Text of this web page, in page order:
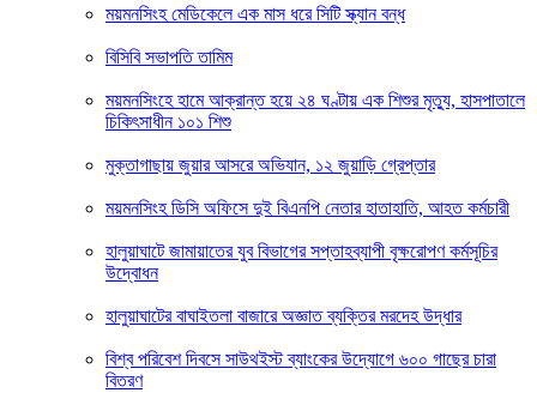
ময়মনসিংহ মেডিকেলে এক মাস ধরে সিটি স্ক্যান বন্ধ
বিসিবি সভাপতি তামিম
ময়মনসিংহে হামে আক্রান্ত হয়ে ২৪ ঘণ্টায় এক শিশুর মৃত্যু, হাসপাতালে
চিকিৎসাধীন ১০১ শিশু
মুক্তাগাছায় জুয়ার আসরে অভিযান, ১২ জুয়াড়ি গ্রেপ্তার
ময়মনসিংহ ডিসি অফিসে দুই বিএনপি নেতার হাতাহাতি, আহত কর্মচারী
হালুয়াঘাটে জামায়াতের যুব বিভাগের সপ্তাহব্যাপী বৃক্ষরোপণ কর্মসূচির
উদ্বোধন
হালুয়াঘাটের বাঘাইতলা বাজারে অজ্ঞাত ব্যক্তির মরদেহ উদ্ধার
বিশ্ব পরিবেশ দিবসে সাউথইস্ট ব্যাংকের উদ্যোগে ৬০০ গাছের চারা
বিতরণ